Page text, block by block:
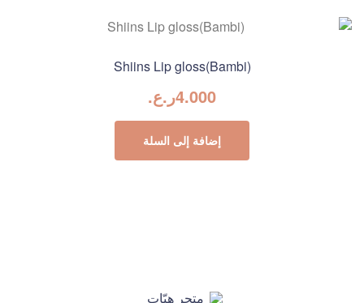
Shiins Lip gloss(Bambi)
4.000ر.ع.
إضافة إلى السلة